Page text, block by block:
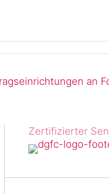
an
Zertifizierter